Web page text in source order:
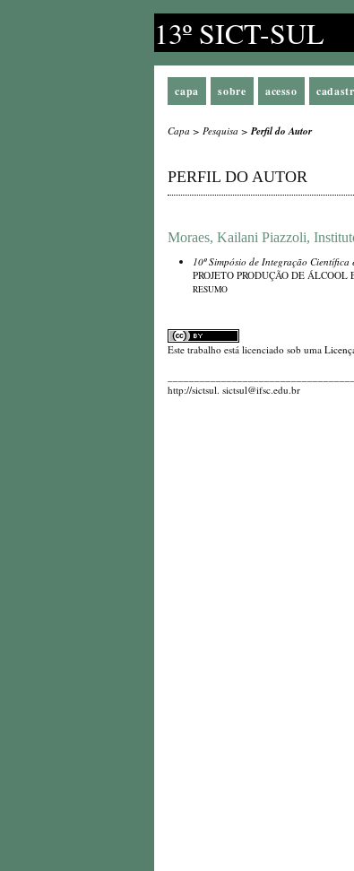
13º SICT-SUL
capa sobre acesso
Capa > Pesquisa >Perfil do Autor
PERFIL DO AUTOR
Moraes, Kailani Piazzoli,
10º Simpósio de Integração
PROJETO PRODUÇÃO DE
RESUMO
Este trabalho está licenciado sob uma
http://sictsul. sictsul@ifsc.edu.br